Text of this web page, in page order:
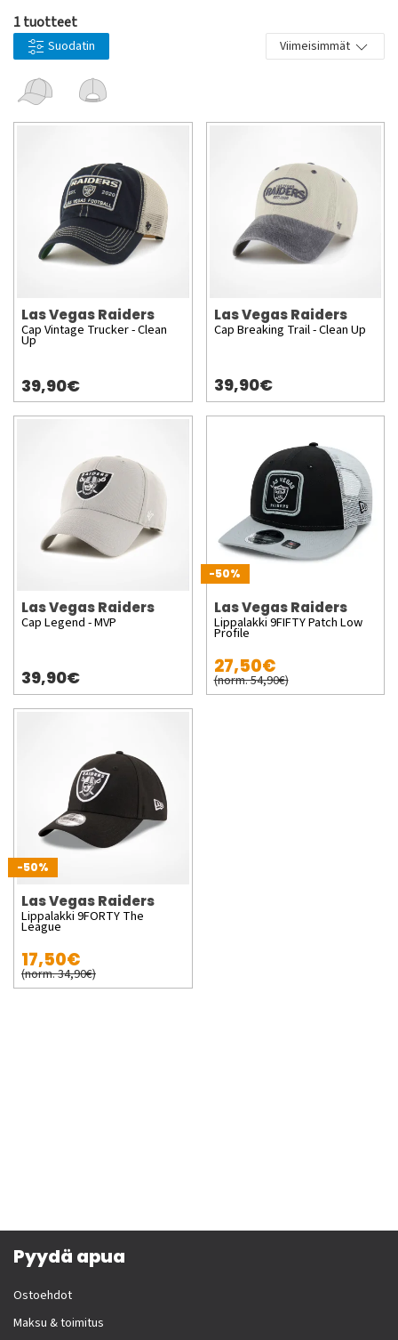
1 tuotteet
Suodatin Viimeisimmät
Las Vegas Raiders
Cap Vintage Trucker - Clean
Up
39,90€
Las Vegas Raiders
Cap Breaking Trail - Clean Up
39,90€
Las Vegas Raiders
Cap Legend - MVP
39,90€
-50%
Las Vegas Raiders
Lippalakki 9FIFTY Patch Low
Profile
27,50€
(norm. 54,90€)
-50%
Las Vegas Raiders
Lippalakki 9FORTY The
League
17,50€
(norm. 34,90€)
Pyydä apua
Ostoehdot
Maksu & toimitus